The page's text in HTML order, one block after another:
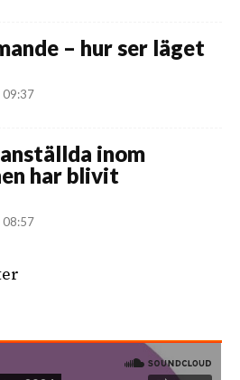
– hur ser läget
09:37
inom
har blivit
08:57